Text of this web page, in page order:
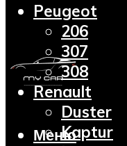
Peugeot
206
307
308
Renault
Duster
Kaptur
Меню